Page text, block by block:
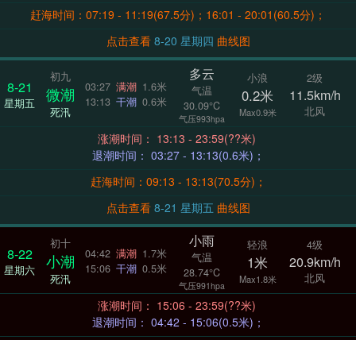
赶海时间：07:19 - 11:19(67.5分)；16:01 - 20:01(60.5分)；
点击查看
8-20 星期四 曲线图
8-21
星期五
初九
微潮
死汛
03:27 满潮 1.6米
13:13 干潮 0.6米
多云
气温
30.09°C
气压993hpa
小浪
0.2米
Max0.9米
2级
11.5km/h
北风
涨潮时间： 13:13 - 23:59(??米)
退潮时间： 03:27 - 13:13(0.6米)；
赶海时间：09:13 - 13:13(70.5分)；
点击查看
8-21 星期五 曲线图
8-22
星期六
初十
小潮
死汛
04:42 满潮 1.7米
15:06 干潮 0.5米
小雨
气温
28.74°C
气压991hpa
轻浪
1米
Max1.8米
4级
20.9km/h
北风
涨潮时间： 15:06 - 23:59(??米)
退潮时间： 04:42 - 15:06(0.5米)；